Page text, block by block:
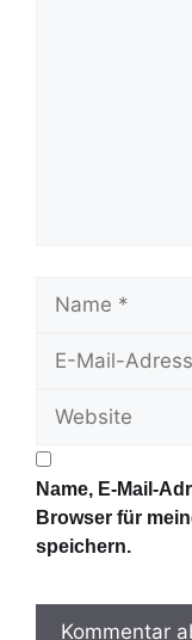
i
-
A
r
b
s
i
t
Name, E-Mail-
Browser für
speichern.